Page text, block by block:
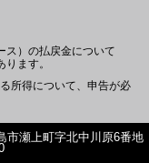
ス）の払戻金について
ます。
所得について、申告が必
市瀬上町字北中川原6番地